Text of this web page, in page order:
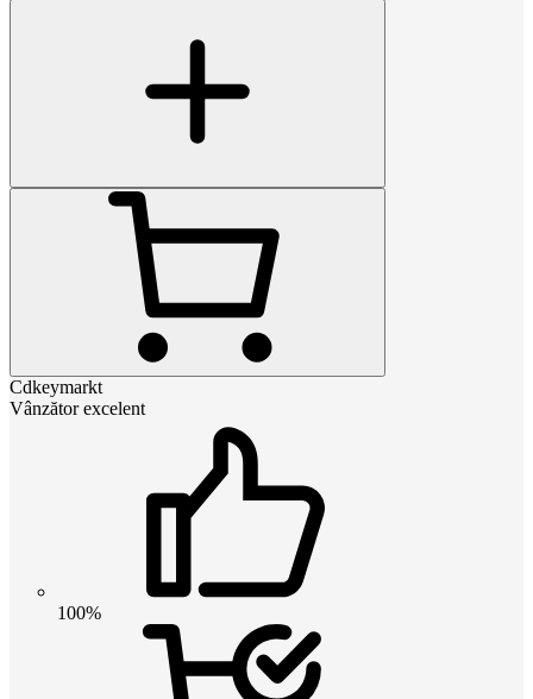
Cdkeymarkt
Vânzător excelent
100%